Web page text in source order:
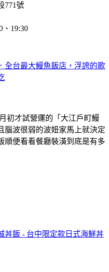
771號
、19:30
全台最大鰻魚飯店，浮誇的歌
初才試營運的「大江戶町鰻
腦波很弱的波妞家馬上就決定
順便看看餐廳裝潢到底是有多
丼飯 - 台中限定款日式海鮮丼